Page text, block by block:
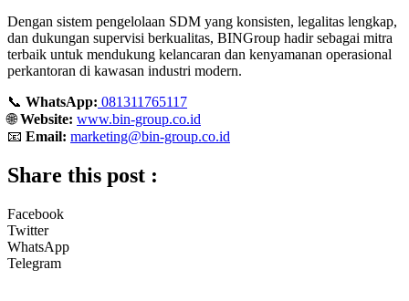
Dengan sistem pengelolaan SDM yang konsisten, legalitas lengkap,
dan dukungan supervisi berkualitas, BINGroup hadir sebagai mitra
terbaik untuk mendukung kelancaran dan kenyamanan operasional
perkantoran di kawasan industri modern.
📞 WhatsApp: 081311765117
🌐Website: www.bin-group.co.id
📧 Email: marketing@bin-group.co.id
Share this post :
Facebook
Twitter
WhatsApp
Telegram